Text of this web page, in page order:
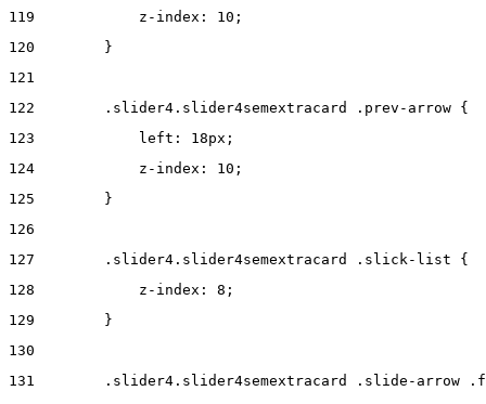
119
            z-index: 10;
120
        }
121
122
        .slider4.slider4semextracard .prev-arrow {
123
            left: 18px;
124
            z-index: 10;
125
        }
126
127
        .slider4.slider4semextracard .slick-list {
128
            z-index: 8;
129
        }
130
131
.slider4.slider4semextracard .slide-arrow